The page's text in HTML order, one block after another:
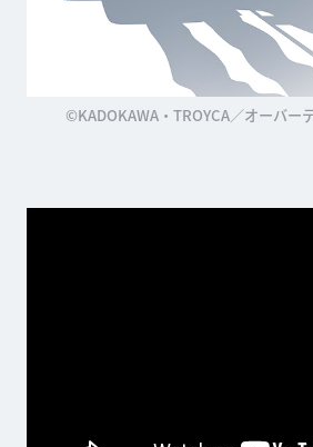
©KADOKAWA・TROYCA／オーバー